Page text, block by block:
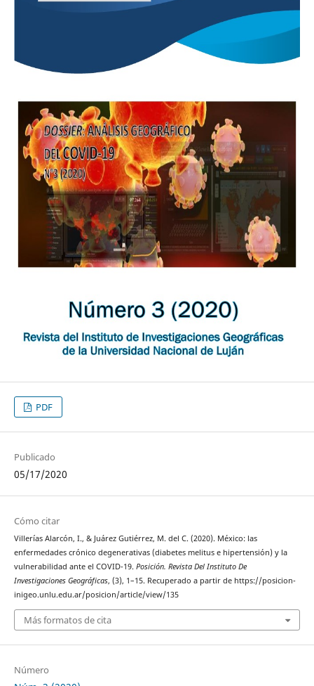
PDF
Publicado
05/17/2020
Cómo citar
Villerías Alarcón, I., & Juárez Gutiérrez, M. del C. (2020). México: las
enfermedades crónico degenerativas (diabetes melitus e hipertensión) y la
vulnerabilidad ante el COVID-19. Posición. Revista Del Instituto De
Investigaciones Geográficas, (3), 1–15. Recuperado a partir de https://posicion-
inigeo.unlu.edu.ar/posicion/article/view/135
Más formatos de cita
Número